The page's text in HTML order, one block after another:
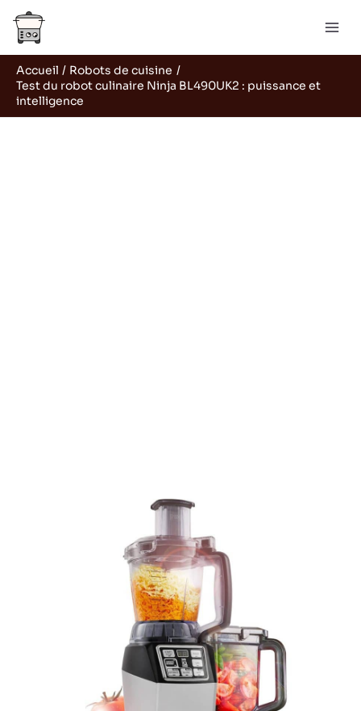
Aller
contenu
Accueil
Robots de cuisine
Test du robot culinaire Ninja BL490UK2 : puissance et
intelligence
Rechercher